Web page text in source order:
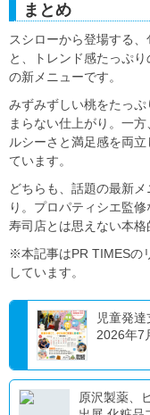
まとめ
スシローから登場する、
と、トレンド感たっぷ
の新メニューです。
みずみずしい桃をたっ
まらない仕上がり。一
ルシーさと満足感を両
ています。
どちらも、話題の最新
り。プロパティシエ監
寿司店とは思えない本格
※本記事はPR TIMESの
しています。
児童発
2026年7
原沢製薬、